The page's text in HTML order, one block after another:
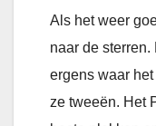
Als het weer
naar de
ergens waar
ze tweeën. Het